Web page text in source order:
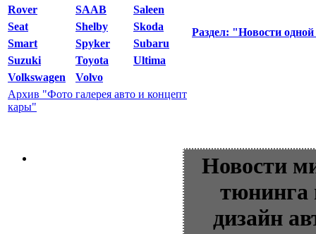
Rover
SAAB
Saleen
Seat
Shelby
Skoda
Smart
Spyker
Subaru
Suzuki
Toyota
Ultima
Volkswagen
Volvo
Архив "Фото галерея авто и концепт
кары"
Раздел: "Новости
Новости
тюнинга
дизайн